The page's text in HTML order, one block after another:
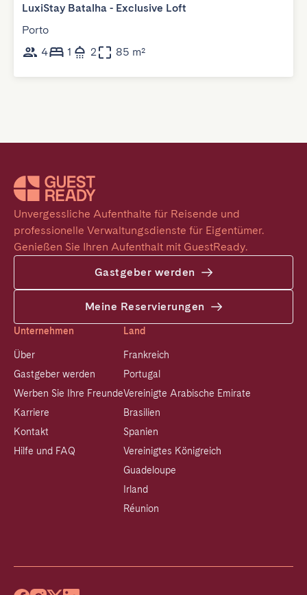
LuxiStay Batalha - Exclusive Loft
Porto
4
1 2 85 m²
Unvergessliche Aufenthalte für Reisende und
professionelle Verwaltungsdienste für Eigentümer.
Genießen Sie Ihren Aufenthalt mit GuestReady.
Gastgeber werden
Meine Reservierungen
Unternehmen
Über
Gastgeber werden
Werben Sie Ihre Freunde
Karriere
Kontakt
Hilfe und FAQ
Land
Frankreich
Portugal
Vereinigte Arabische Emirate
Brasilien
Spanien
Vereinigtes Königreich
Guadeloupe
Irland
Réunion